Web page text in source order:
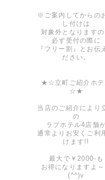
※ご案内してからの
し付けは
対象外となります
必ず受付の際に
『フリー割』とお伝
ださい。
★☆立町ご紹介ホ
☆★
当店のご紹介により
の
ラブホテル4店舗
通常よりお安くご利
けます!!
最大で￥2000-も
お得になりますよ
(^^)v